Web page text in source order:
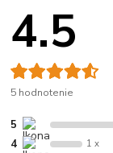
4.5
5 hodnotenie
5
4 1 x